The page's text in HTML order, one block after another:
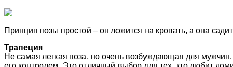
Принцип позы простой – он ложится на кровать, а она
Трапеция
Не самая легкая поза, но очень возбуждающая для